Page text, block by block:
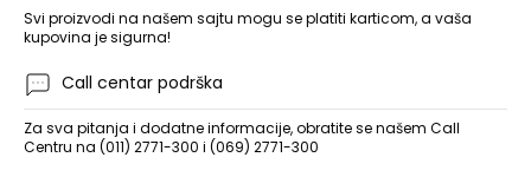
Svi proizvodi na našem sajtu mogu se platiti karticom, a vaša
kupovina je sigurna!
Call centar podrška
Za sva pitanja i dodatne informacije, obratite se našem Call
Centru na (011) 2771-300 i (069) 2771-300